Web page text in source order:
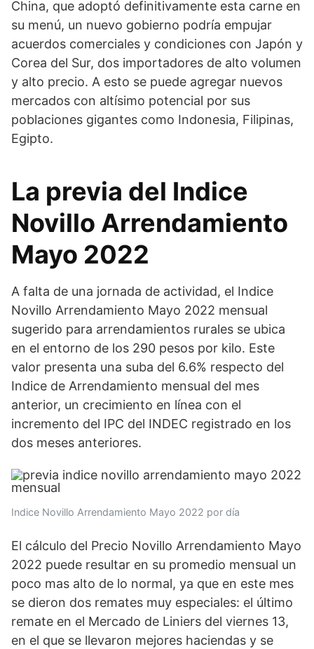
China, que adoptó definitivamente esta carne en
su menú, un nuevo gobierno podría empujar
acuerdos comerciales y condiciones con Japón y
Corea del Sur, dos importadores de alto volumen
y alto precio. A esto se puede agregar nuevos
mercados con altísimo potencial por sus
poblaciones gigantes como Indonesia, Filipinas,
Egipto.
La previa del Indice
Novillo Arrendamiento
Mayo 2022
A falta de una jornada de actividad, el Indice
Novillo Arrendamiento Mayo 2022 mensual
sugerido para arrendamientos rurales se ubica
en el entorno de los 290 pesos por kilo. Este
valor presenta una suba del 6.6% respecto del
Indice de Arrendamiento mensual del mes
anterior, un crecimiento en línea con el
incremento del IPC del INDEC registrado en los
dos meses anteriores.
Indice Novillo Arrendamiento Mayo 2022 por día
El cálculo del Precio Novillo Arrendamiento Mayo
2022 puede resultar en su promedio mensual un
poco mas alto de lo normal, ya que en este mes
se dieron dos remates muy especiales: el último
remate en el Mercado de Liniers del viernes 13,
en el que se llevaron mejores haciendas y se